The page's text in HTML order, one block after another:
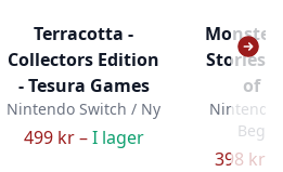
Terracotta -
Collectors Edition
- Tesura Games
Nintendo Switch / Ny
499 kr –I lager
Stories
of
Nintendo
398 kr –